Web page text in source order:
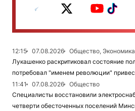
12:15 07.08.2026
Общество, Экономика
Лукашенко раскритиковал состояние
потребовал "именем революции"
11:41
07.08.2026
Общество
Специалисты восстановили
четверти обесточенных поселений